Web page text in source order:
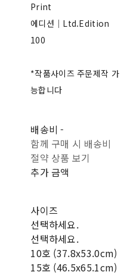
Print
에디션｜Ltd.Edition
100
*작품사이즈 주문제작 가
능합니다
배송비-
함께 구매 시 배송비
절약 상품 보기
추가 금액
사이즈
선택하세요.
선택하세요.
10호 (37.8x53.0cm)
15호 (46.5x65.1cm)